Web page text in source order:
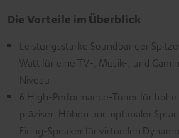
Die Vorteile im Überblick
Leistungsstarke Soundbar der
Watt für eine TV-, Musik-, und
Niveau
6 High-Performance-Töner für
präzisen Höhen und optimaler
Firing-Speaker für virtuellen